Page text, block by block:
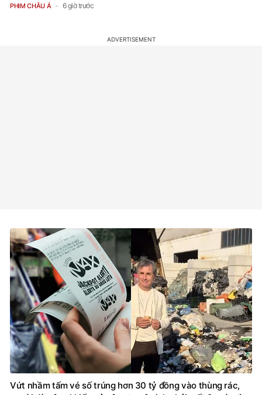
PHIM CHÂU Á 6 giờ trước
Vứt nhầm tấm vé số trúng hơn 30 tỷ đồng vào thùng rác,